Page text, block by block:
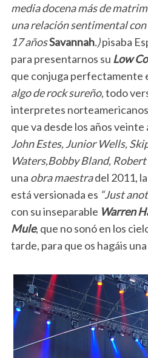
media docena más de
una relación sentimental
17 añosSavannah.)pisaba
para presentarnos su Low
que conjuga perfectamente
algo de rock sureño, todo
interpretes
que va desde los años veinte
John Estes, Junior Wells,
Waters,Bobby Bland,
una obra maestradel 2011,
está versionada es “Just
con su inseparable Warren
Mule, que no sonó en los
tarde, para que os hagáis